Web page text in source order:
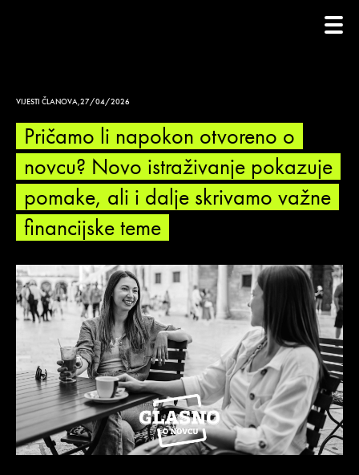
VIJESTI ČLANOVA,27/04/2026
Pričamo li napokon otvoreno o
novcu? Novo istraživanje pokazuje
pomake, ali i dalje skrivamo važne
financijske teme